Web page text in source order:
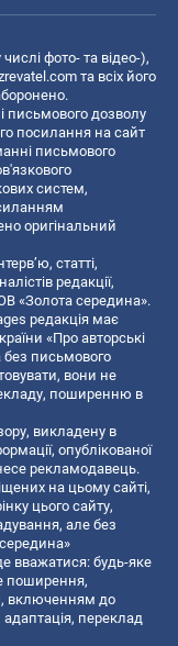
фото- та відео-),
та всіх його
письмового дозволу
посилання на сайт
письмового
систем,
оригінальний
статті,
редакції,
«Золота середина».
редакція має
«Про авторські
без письмового
вони не
поширенню в
викладену в
опублікованої
рекламодавець.
на цьому сайті,
цього сайту,
але без
вважатися: будь-яке
поширення,
включенням до
переклад